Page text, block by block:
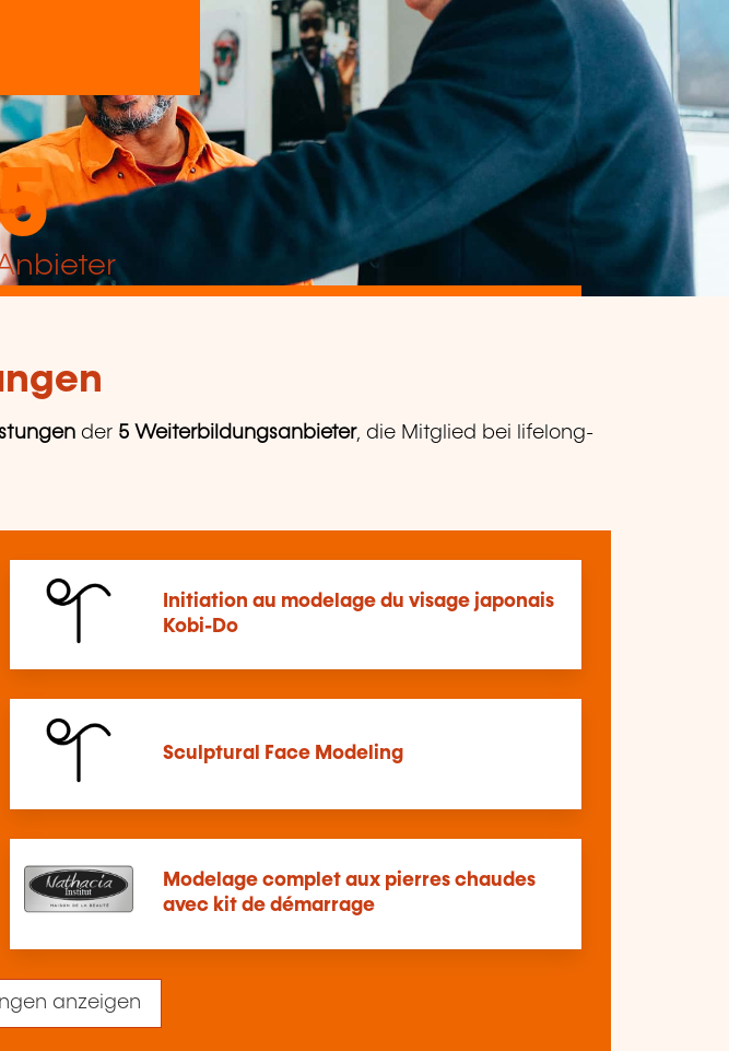
der 5 Weiterbildungsanbieter, die Mitglied bei lifelong-
Initiation au modelage du visage japonais
Kobi-Do
Sculptural Face Modeling
Modelage complet aux pierres chaudes
avec kit de démarrage
anzeigen